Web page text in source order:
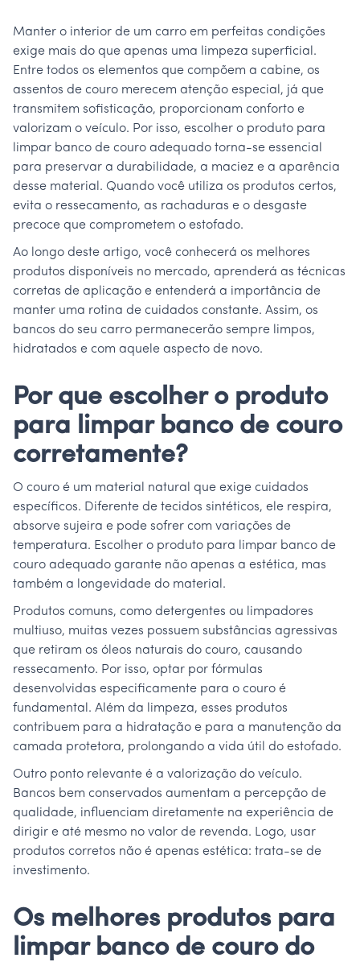
Manter o interior de um carro em perfeitas condições
exige mais do que apenas uma limpeza superficial.
Entre todos os elementos que compõem a cabine, os
assentos de couro merecem atenção especial, já que
transmitem sofisticação, proporcionam conforto e
valorizam o veículo. Por isso, escolher o produto para
limpar banco de couro adequado torna-se essencial
para preservar a durabilidade, a maciez e a aparência
desse material. Quando você utiliza os produtos certos,
evita o ressecamento, as rachaduras e o desgaste
precoce que comprometem o estofado.
Ao longo deste artigo, você conhecerá os melhores
produtos disponíveis no mercado, aprenderá as técnicas
corretas de aplicação e entenderá a importância de
manter uma rotina de cuidados constante. Assim, os
bancos do seu carro permanecerão sempre limpos,
hidratados e com aquele aspecto de novo.
Por que escolher o produto
para limpar banco de couro
corretamente?
O couro é um material natural que exige cuidados
específicos. Diferente de tecidos sintéticos, ele respira,
absorve sujeira e pode sofrer com variações de
temperatura. Escolher o produto para limpar banco de
couro adequado garante não apenas a estética, mas
também a longevidade do material.
Produtos comuns, como detergentes ou limpadores
multiuso, muitas vezes possuem substâncias agressivas
que retiram os óleos naturais do couro, causando
ressecamento. Por isso, optar por fórmulas
desenvolvidas especificamente para o couro é
fundamental. Além da limpeza, esses produtos
contribuem para a hidratação e para a manutenção da
camada protetora, prolongando a vida útil do estofado.
Outro ponto relevante é a valorização do veículo.
Bancos bem conservados aumentam a percepção de
qualidade, influenciam diretamente na experiência de
dirigir e até mesmo no valor de revenda. Logo, usar
produtos corretos não é apenas estética: trata-se de
investimento.
Os melhores produtos para
limpar banco de couro do